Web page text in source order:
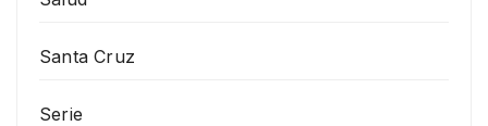
Santa Cruz
Serie